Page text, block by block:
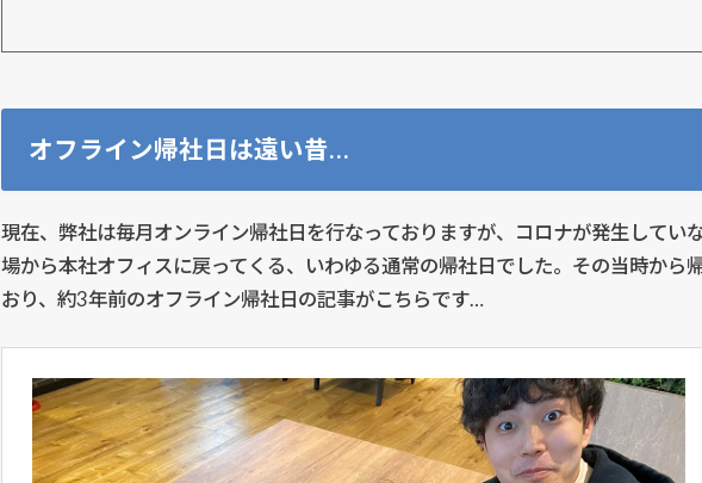
オフライン帰社日は遠い昔…
現在、弊社は毎月オンライン帰社日を行なっておりますが、コロナが発生してい
場から本社オフィスに戻ってくる、いわゆる通常の帰社日でした。その当時から
おり、約3年前のオフライン帰社日の記事がこちらです…